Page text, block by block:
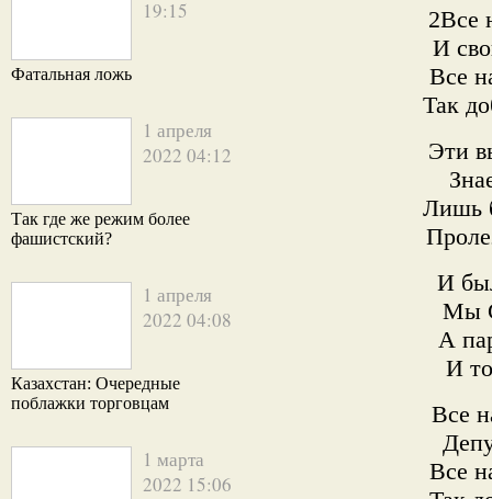
19:15
Фатальная ложь
1 апреля
2022 04:12
Так где же режим более
фашистский?
1 апреля
2022 04:08
Казахстан: Очередные
поблажки торговцам
1 марта
2022 15:06
2Все
И
Все
Так
Эти
Лишь
И
Мы
А
И
Все
Все